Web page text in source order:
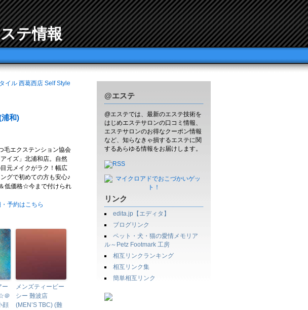
テ情報
@エステ
@エステでは、最新のエステ技術を
はじめエステサロンの口コミ情報、
エステサロンのお得なクーポン情報
など、知らなきゃ損するエステに関
するあらゆる情報をお届けします。
リンク
edita.jp【エディタ】
ブログリンク
ペット・犬・猫の愛情メモリア
ル～Petz Footmark 工房
相互リンクランキング
相互リンク集
簡単相互リンク
イル 西葛西店 Self Style
和)
エクステンション協会
イズ」北浦和店。自然
元メイクがラク！幅広
グで初めての方も安心♪
低価格☆今まで付けられ
予約はこちら
ー
＠
顔
メンズティービー
シー 難波店
(MEN’S TBC) (難